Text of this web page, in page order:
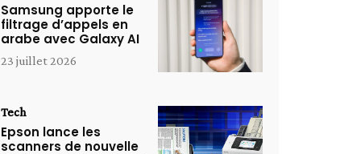
Samsung apporte le
filtrage d’appels en
arabe avec Galaxy AI
23 juillet 2026
Tech
Epson lance les
scanners de nouvelle